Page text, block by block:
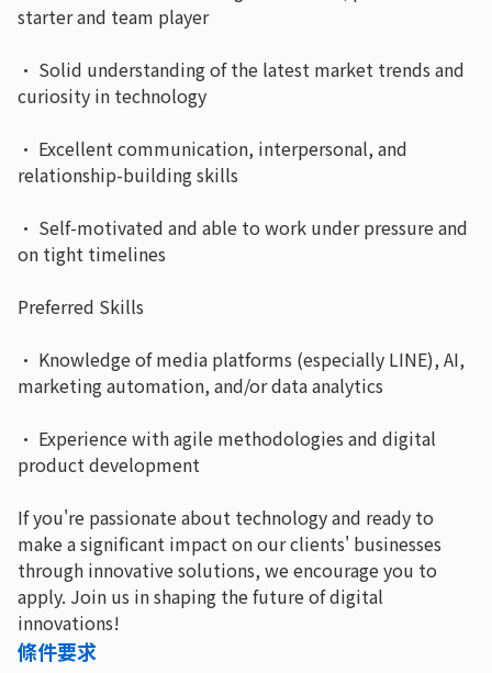
starter and team player
· Solid understanding of the latest market trends and
curiosity in technology
· Excellent communication, interpersonal, and
relationship-building skills
· Self-motivated and able to work under pressure and
on tight timelines
Preferred Skills
· Knowledge of media platforms (especially LINE), AI,
marketing automation, and/or data analytics
· Experience with agile methodologies and digital
product development
If you're passionate about technology and ready to
make a significant impact on our clients' businesses
through innovative solutions, we encourage you to
apply. Join us in shaping the future of digital
innovations!
條件要求